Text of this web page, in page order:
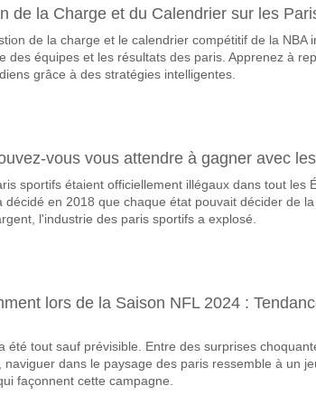
1919 Burgas v Ludogorets II 16 April 2026 15:00.
pour gagner entre Chernomorets 1919
le Gagnant du match, avec une probabilité de 67%
elles dans le match
avec un pourcentage de 53%.
attendu entre Chernomorets 1919
essayer le Résultat Correct de 2-1 qui a un
de la Charge et du Calendrier sur les
de la charge et le calendrier compétitif de la NBA
des équipes et les résultats des paris. Apprenez à
grâce à des stratégies intelligentes.
vous vous attendre à gagner avec
sportifs étaient officiellement illégaux dans tout les
décidé en 2018 que chaque état pouvait décider de
l'industrie des paris sportifs a explosé.
lors de la Saison NFL 2024 :
été tout sauf prévisible. Entre des surprises
dans le paysage des paris ressemble à un
façonnent cette campagne.